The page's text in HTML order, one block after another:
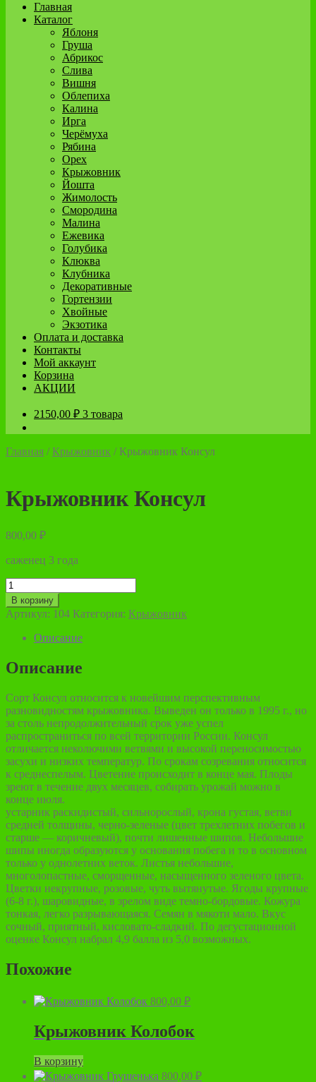
Главная
Каталог
Яблоня
Груша
Абрикос
Слива
Вишня
Облепиха
Калина
Ирга
Черёмуха
Рябина
Орех
Крыжовник
Йошта
Жимолость
Смородина
Малина
Ежевика
Голубика
Клюква
Клубника
Декоративные
Гортензии
Хвойные
Экзотика
Оплата и доставка
Контакты
Мой аккаунт
Корзина
АКЦИИ
2150,00 ₽ 3 товара
Главная /Крыжовник /Крыжовник Консул
Крыжовник Консул
800,00 ₽
саженец 3 года
Количество
товара
Крыжовник
Консул
В корзину
Артикул: 104 Категория: Крыжовник
Описание
Описание
Сорт Консул относится к новейшим перспективным
разновидностям крыжовника. Выведен он только в 1995 г., но
за столь непродолжительный срок уже успел
распространиться по всей территории России. Консул
отличается неколючими ветвями и высокой переносимостью
засухи и низких температур. По срокам созревания относится
к среднеспелым. Цветение происходит в конце мая. Плоды
зреют в течение двух месяцев, собирать урожай можно в
конце июля.
устарник раскидистый, сильнорослый, крона густая, ветви
средней толщины, черно-зеленые (цвет трехлетних побегов и
старше — коричневый), почти лишенные шипов. Небольшие
шипы иногда образуются у основания побега и то в основном
только у однолетних веток. Листья небольшие,
многолопастные, сморщенные, насыщенного зеленого цвета.
Цветки некрупные, розовые, чуть вытянутые. Ягоды крупные
(6-8 г.), шаровидные, в зрелом виде темно-бордовые. Кожура
тонкая, легко разрывающаяся. Семян в мякоти мало. Вкус
сочный, приятный, кисловато-сладкий. По дегустационной
оценке Консул набрал 4,9 балла из 5,0 возможных.
Похожие
800,00 ₽
Крыжовник Колобок
В корзину
800,00 ₽